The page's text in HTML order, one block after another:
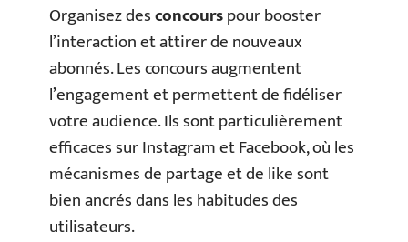
Organisez desconcourspour booster
l’interaction et attirer de nouveaux
abonnés. Les concours augmentent
l’engagement et permettent de fidéliser
votre audience. Ils sont particulièrement
efficaces sur Instagram et Facebook, où les
mécanismes de partage et de like sont
bien ancrés dans les habitudes des
utilisateurs.